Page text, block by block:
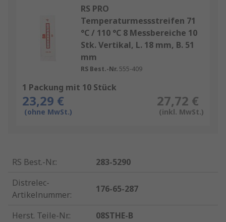
RS PRO
Temperaturmessstreifen 71
°C / 110 °C 8 Messbereiche 10
Stk. Vertikal, L. 18 mm, B. 51
mm
RS Best.-Nr. 555-409
1 Packung mit 10 Stück
23,29 €
(ohne MwSt.)
27,72 €
(inkl. MwSt.)
RS Best.-Nr.:
283-5290
Distrelec-
Artikelnummer:
176-65-287
Herst. Teile-Nr.:
08STHE-B